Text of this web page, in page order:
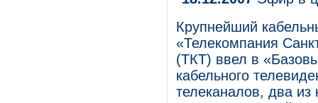
Крупнейший
«Телекомпания
(ТКТ) ввел в
кабельного
телеканалов, два из